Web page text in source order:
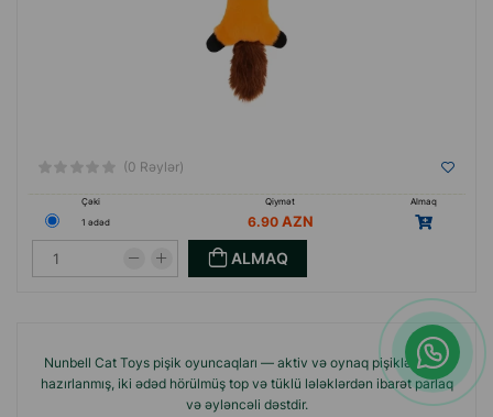
(0 Rəylər)
Çəki Qiymət
Almaq
1 ədəd
6.90
ALMAQ
Nunbell Cat Toys pişik oyuncaqları — aktiv və oynaq pişiklər üçün
hazırlanmış, iki ədəd hörülmüş top və tüklü lələklərdən ibarət parlaq
və əyləncəli dəstdir.